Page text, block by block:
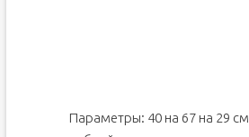
Параметры: 40 на 67 на 29